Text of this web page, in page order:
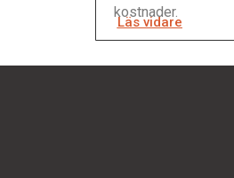
kostnader.
Läs vidare